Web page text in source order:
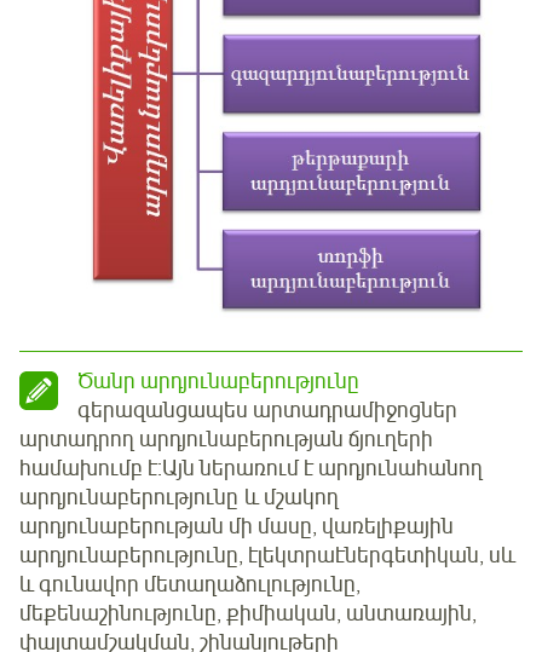
Ծանր արդյունաբերությունը
գերազանցապես արտադրամիջոցներ
արտադրող արդյունաբերության ճյուղերի
համախումբ է:Այն ներառում է արդյունահանող
արդյունաբերությունը և մշակող
արդյունաբերության մի մասը, վառելիքային
արդյունաբերությունը, էլեկտրաէներգետիկան, սև
և գունավոր մետաղաձուլությունը,
մեքենաշինությունը, քիմիական, անտառային,
փայտամշակման, շինանյութերի